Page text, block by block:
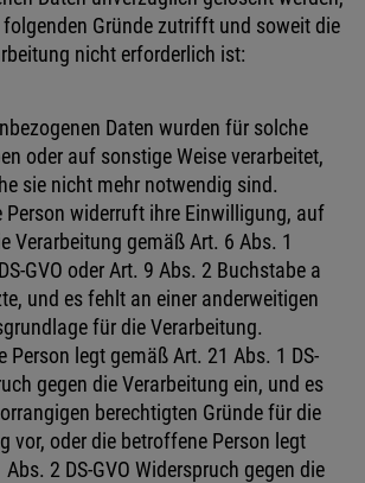
folgenden Gründe zutrifft und soweit die
nicht erforderlich ist:
Daten wurden für solche
oder auf sonstige Weise verarbeitet,
sie nicht mehr notwendig sind.
Person widerruft ihre Einwilligung, auf
Verarbeitung gemäß Art. 6 Abs. 1
GVO oder Art. 9 Abs. 2 Buchstabe a
und es fehlt an einer anderweitigen
für die Verarbeitung.
Person legt gemäß Art. 21 Abs. 1 DS-
gegen die Verarbeitung ein, und es
berechtigten Gründe für die
vor, oder die betroffene Person legt
2 DS-GVO Widerspruch gegen die